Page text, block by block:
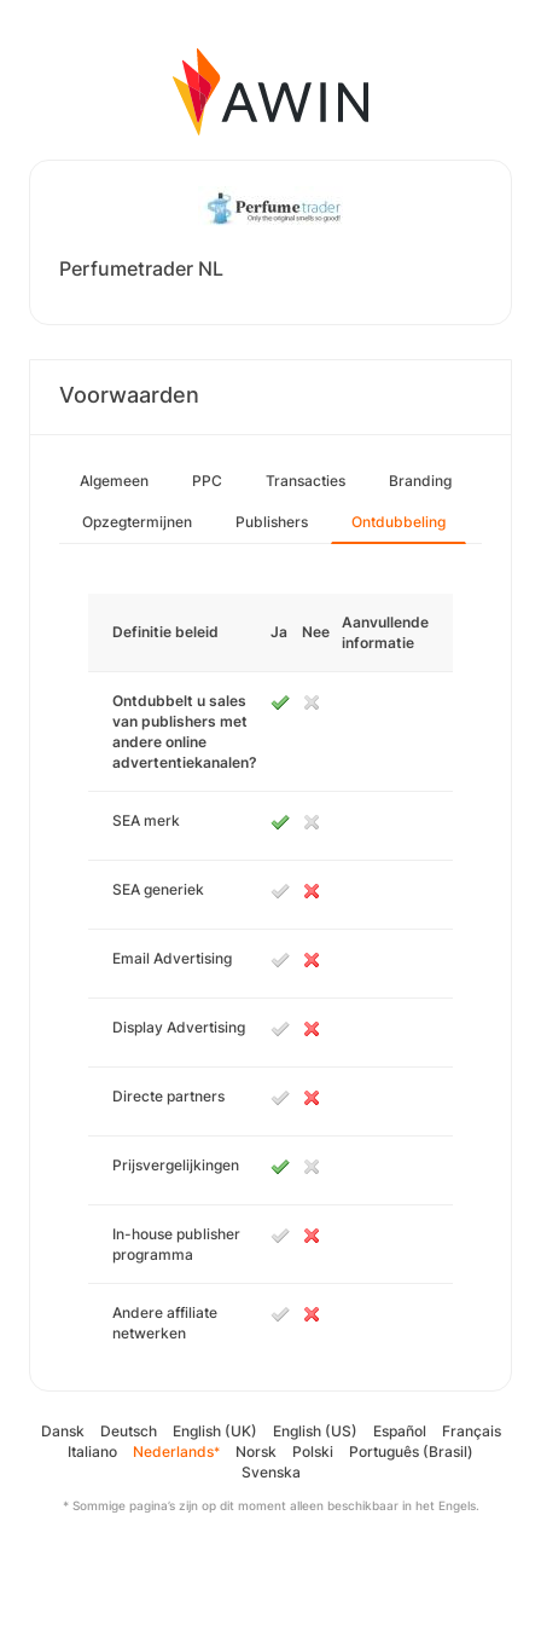
Perfumetrader NL
Voorwaarden
Algemeen PPC Transacties Branding
Opzegtermijnen Publishers Ontdubbeling
Definitie beleid Ja Nee
Aanvullende
informatie
Ontdubbelt u sales
van publishers met
andere online
advertentiekanalen?
SEA merk
SEA generiek
Email Advertising
Display Advertising
Directe partners
Prijsvergelijkingen
In-house publisher
programma
Andere affiliate
netwerken
Dansk Deutsch English (UK) English (US) Español
Français
Italiano
Nederlands* Norsk Polski
Português (Brasil)
Svenska
* Sommige pagina’s zijn op dit moment alleen beschikbaar in het Engels.